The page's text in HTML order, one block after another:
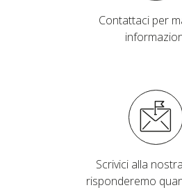
Contattaci per
Scrivici alla
risponderemo